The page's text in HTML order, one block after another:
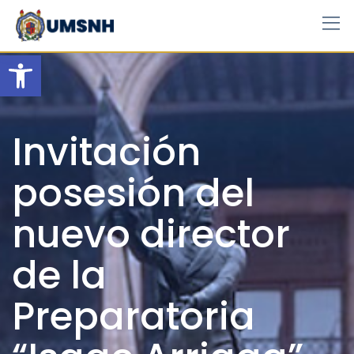
Open toolbar
Skip
content
Invitación
posesión del
nuevo director
de la
Preparatoria